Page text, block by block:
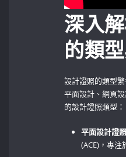
深入
的類
設計證照的類型
平面設計、網頁
的設計證照類型：
平面設計證照
(ACE)，專注